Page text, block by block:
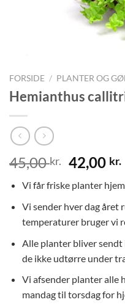
FORSIDE / PLANTER OG
Hemianthus
45,00kr. Den
pris
var:
45,00
42,00 kr.
Vi får friske planter
Vi sender hver dag året
temperaturer bruger vi
Alle planter bliver sendt
de ikke udtørre under
Vi afsender planter alle
mandag til torsdag for